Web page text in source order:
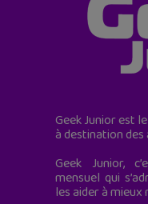
Geek Junior est
à destination
Geek Junior,
mensuel qui
les aider à